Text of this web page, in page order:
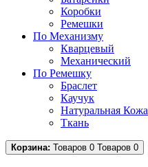
Коробки
Ремешки
По Механизму
Кварцевый
Механический
По Ремешку
Браслет
Каучук
Натуральная Кожа
Ткань
Корзина: Товаров 0 Товаров 0